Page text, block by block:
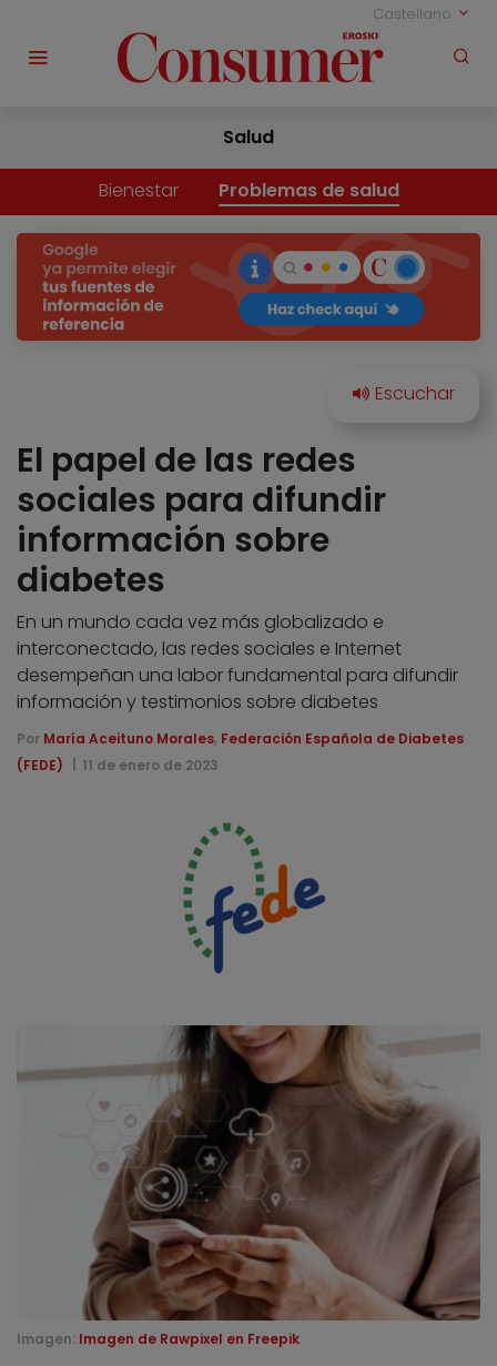
Castellano
Salud
Bienestar Problemas de salud
El papel de las redes
sociales para difundir
información sobre
diabetes
En un mundo cada vez más globalizado e
interconectado, las redes sociales e Internet
desempeñan una labor fundamental para difundir
información y testimonios sobre diabetes
Por María Aceituno Morales, Federación Española de Diabetes
(FEDE)
11 de enero de 2023
Imagen: Imagen de Rawpixel en Freepik